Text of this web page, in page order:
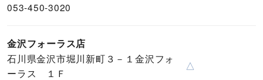
053-450-3020
金沢フォーラス店
石川県金沢市堀川新町３－１金沢フォ
ーラス １Ｆ
△